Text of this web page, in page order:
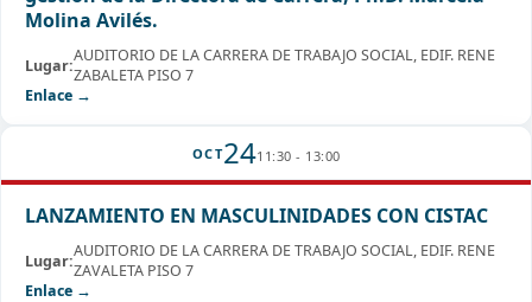
Molina Avilés.
Lugar:AUDITORIO DE LA CARRERA DE TRABAJO SOCIAL, EDIF. RENE
ZABALETA PISO 7
Enlace →
OCT2411:30 - 13:00
LANZAMIENTO EN MASCULINIDADES CON CISTAC
Lugar:AUDITORIO DE LA CARRERA DE TRABAJO SOCIAL, EDIF. RENE
ZAVALETA PISO 7
Enlace →